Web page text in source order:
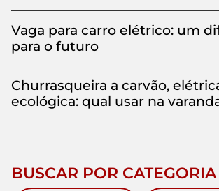
Vaga para carro elétrico: um
para o futuro
Churrasqueira a carvão,
ecológica: qual usar na
BUSCAR POR CATEGORIA